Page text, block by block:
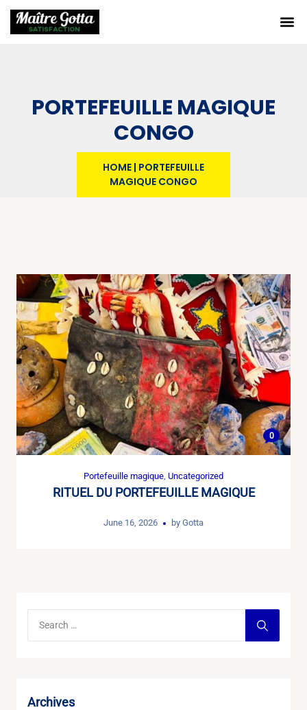
PORTEFEUILLE MAGIQUE
CONGO
HOME | PORTEFEUILLE
MAGIQUE CONGO
0
Portefeuille magique, Uncategorized
RITUEL DU PORTEFEUILLE MAGIQUE
June 16, 2026 by Gotta
Archives